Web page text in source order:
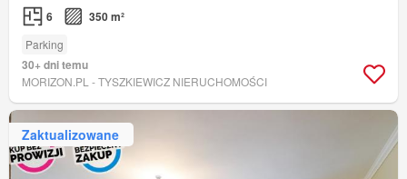
6 350 m²
Parking
30+ dni temu
MORIZON.PL - TYSZKIEWICZ NIERUCHOMOŚCI
Zaktualizowane